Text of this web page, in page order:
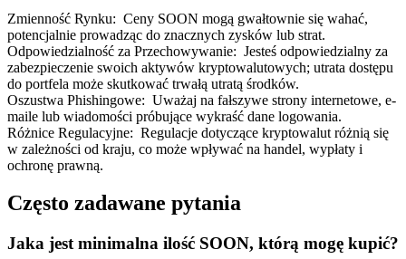
Zmienność Rynku: Ceny SOON mogą gwałtownie się wahać,
potencjalnie prowadząc do znacznych zysków lub strat.
Odpowiedzialność za Przechowywanie: Jesteś odpowiedzialny za
zabezpieczenie swoich aktywów kryptowalutowych; utrata dostępu
do portfela może skutkować trwałą utratą środków.
Oszustwa Phishingowe: Uważaj na fałszywe strony internetowe, e-
maile lub wiadomości próbujące wykraść dane logowania.
Różnice Regulacyjne: Regulacje dotyczące kryptowalut różnią się
w zależności od kraju, co może wpływać na handel, wypłaty i
ochronę prawną.
Często zadawane pytania
Jaka jest minimalna ilość SOON, którą mogę kupić?